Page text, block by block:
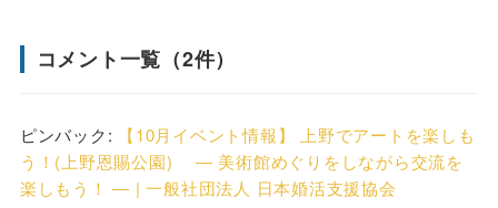
コメント一覧（2件）
ピンバック:
【10月イベント情報】 上野でアートを楽しも
う！(上野恩賜公園) ― 美術館めぐりをしながら交流を
楽しもう！ ― | 一般社団法人 日本婚活支援協会